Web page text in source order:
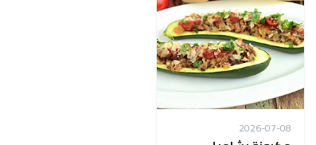
2026-07-08